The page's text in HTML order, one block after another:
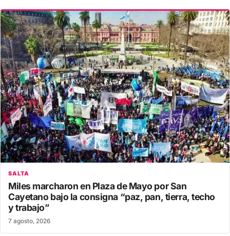
SALTA
Miles marcharon en Plaza de Mayo por San
Cayetano bajo la consigna “paz, pan, tierra, techo
y trabajo”
7 agosto, 2026